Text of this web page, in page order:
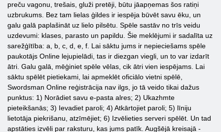
preču vagonu, trešais, gluži pretēji, būtu jāapņemas šos ratiņi
uzbrukums. Bez tam lielas ģildes ir iespēja būvēt savu ēku, un
galu galā paplašināt uz lielo pilsētu. Spēle sastāv no trīs veidu
uzdevumi: klases, parasto un papildu. Šie meklējumi ir sadalīta uz
sarežģītība: a, b, c, d, e, f. Lai sāktu jums ir nepieciešams spēle
paukotājs Online lejupielādi, tas ir diezgan viegli, un to var izdarīt
ātri. Galu galā, mēģiniet spēle vēlas, cik ātri vien iespējams. Lai
sāktu spēlēt pietiekami, lai apmeklēt oficiālo vietni spēlē,
Swordsman Online reģistrācija nav ilgs, jo tā veido tikai dažus
punktus: 1) Norādiet savu e-pasta alres; 2) Ukazhmte
pieteikšanās; 3) Ievadiet paroli; 4) Atkārtojiet paroli; 5) līniju
lietotāja piekrišanu, atzīmējiet; 6) Izvēlieties serveri spēlēt. Un tad
apstāties izvēli par raksturu, kas jums patīk. Augšējā kreisajā -